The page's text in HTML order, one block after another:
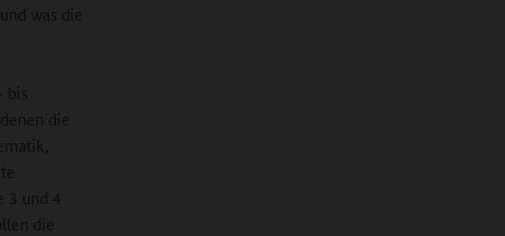
was die
die
3 und 4
die